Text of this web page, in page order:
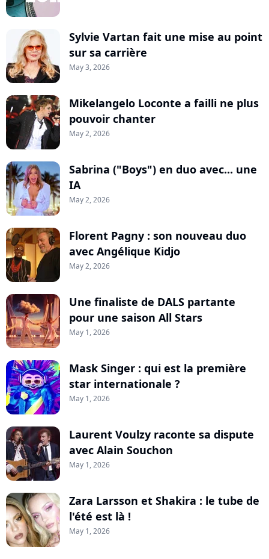
Sylvie Vartan fait une mise au point
sur sa carrière
May 3, 2026
Mikelangelo Loconte a failli ne plus
pouvoir chanter
May 2, 2026
Sabrina ("Boys") en duo avec... une
IA
May 2, 2026
Florent Pagny : son nouveau duo
avec Angélique Kidjo
May 2, 2026
Une finaliste de DALS partante
pour une saison All Stars
May 1, 2026
Mask Singer : qui est la première
star internationale ?
May 1, 2026
Laurent Voulzy raconte sa dispute
avec Alain Souchon
May 1, 2026
Zara Larsson et Shakira : le tube de
l'été est là !
May 1, 2026